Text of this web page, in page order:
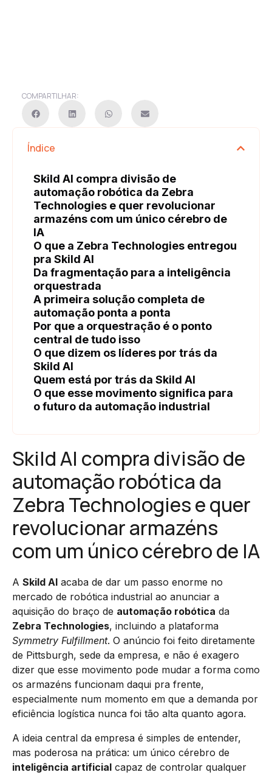
COMPARTILHAR:
Índice
Skild AI compra divisão de
automação robótica da Zebra
Technologies e quer revolucionar
armazéns com um único cérebro de
IA
O que a Zebra Technologies entregou
pra Skild AI
Da fragmentação para a inteligência
orquestrada
A primeira solução completa de
automação ponta a ponta
Por que a orquestração é o ponto
central de tudo isso
O que dizem os líderes por trás da
Skild AI
Quem está por trás da Skild AI
O que esse movimento significa para
o futuro da automação industrial
Skild AI compra divisão de
automação robótica da
Zebra Technologies e quer
revolucionar armazéns
com um único cérebro de IA
A Skild AI acaba de dar um passo enorme no
mercado de robótica industrial ao anunciar a
aquisição do braço de automação robótica da
Zebra Technologies, incluindo a plataforma
Symmetry Fulfillment. O anúncio foi feito diretamente
de Pittsburgh, sede da empresa, e não é exagero
dizer que esse movimento pode mudar a forma como
os armazéns funcionam daqui pra frente,
especialmente num momento em que a demanda por
eficiência logística nunca foi tão alta quanto agora.
A ideia central da empresa é simples de entender,
mas poderosa na prática: um único cérebro de
inteligência artificial capaz de controlar qualquer